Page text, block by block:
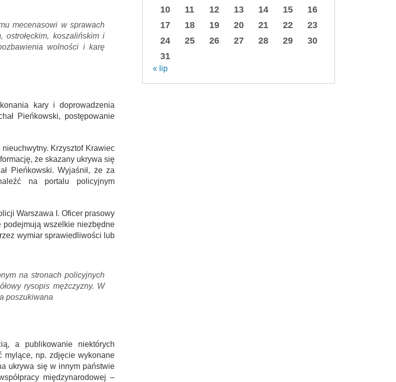
mecenasowi w sprawach
ostrołęckim, koszalińskim i
wolności i karę
kary i doprowadzenia
Pieńkowski, postępowanie
Krzysztof Krawiec
że skazany ukrywa się
Pieńkowski. Wyjaśnił, że za
na portalu policyjnym
Warszawa I. Oficer prasowy
podejmują wszelkie niezbędne
wymiar sprawiedliwości lub
na stronach policyjnych
rysopis mężczyzny. W
poszukiwana
a publikowanie niektórych
mylące, np. zdjęcie wykonane
ukrywa się w innym państwie
międzynarodowej –
10
11 12 13 14 15
16
17
18 19 20 21 22
23
24
25 26 27 28 29
30
31
« lip